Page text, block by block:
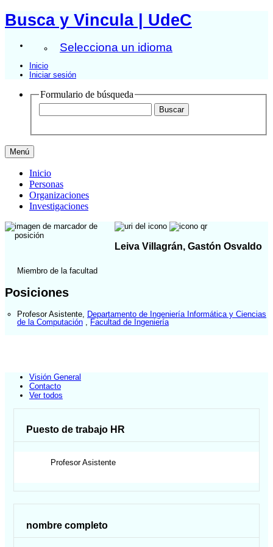
Busca y Vincula | UdeC
Selecciona un idioma
Inicio
Iniciar sesión
Formulario de búsqueda
Menú
Inicio
Personas
Organizaciones
Investigaciones
Leiva Villagrán, Gastón Osvaldo
Miembro de la facultad
Posiciones
Profesor Asistente Departamento de Ingeniería Informática y Ciencias
de la Computación
Facultad de Ingeniería
Visión General
Contacto
Ver todos
Puesto de trabajo HR
Profesor Asistente
nombre completo